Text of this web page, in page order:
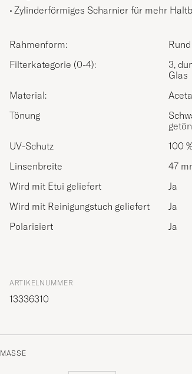
Zylinderförmiges Scharnier für mehr
Rahmenform:
Rund
Filterkategorie (0-4):
3,
Glas
Material:
Tönung
UV-Schutz
100
Linsenbreite
47
Wird mit Etui geliefert
Ja
Wird mit Reinigungstuch geliefert
Ja
Polarisiert
Ja
ARTIKELNUMMER
13336310
MASSE